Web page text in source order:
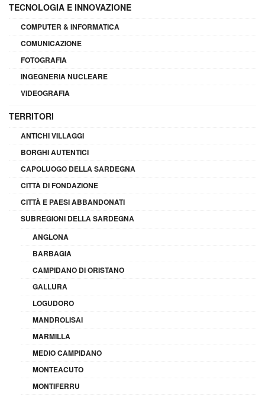
TECNOLOGIA E INNOVAZIONE
COMPUTER & INFORMATICA
COMUNICAZIONE
FOTOGRAFIA
INGEGNERIA NUCLEARE
VIDEOGRAFIA
TERRITORI
ANTICHI VILLAGGI
BORGHI AUTENTICI
CAPOLUOGO DELLA SARDEGNA
CITTÀ DI FONDAZIONE
CITTÀ E PAESI ABBANDONATI
SUBREGIONI DELLA SARDEGNA
ANGLONA
BARBAGIA
CAMPIDANO DI ORISTANO
GALLURA
LOGUDORO
MANDROLISAI
MARMILLA
MEDIO CAMPIDANO
MONTEACUTO
MONTIFERRU